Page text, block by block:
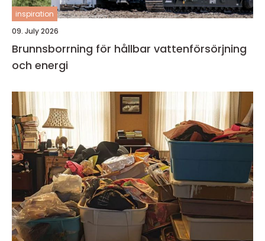
inspiration
09. July 2026
Brunnsborrning för hållbar vattenförsörjning
och energi